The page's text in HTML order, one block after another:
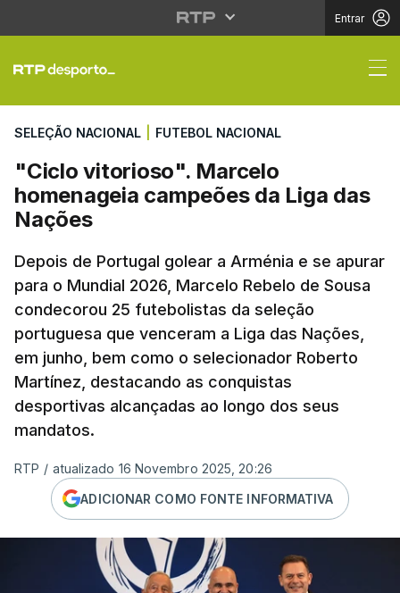
Entrar
"Ciclo vitorioso".
SELEÇÃO NACIONAL FUTEBOL NACIONAL
"Ciclo vitorioso". Marcelo
homenageia campeões da Liga das
Nações
Depois de Portugal golear a Arménia e se apurar
para o Mundial 2026, Marcelo Rebelo de Sousa
condecorou 25 futebolistas da seleção
portuguesa que venceram a Liga das Nações,
em junho, bem como o selecionador Roberto
Martínez, destacando as conquistas
desportivas alcançadas ao longo dos seus
mandatos.
RTP / atualizado 16 Novembro 2025, 20:26
ADICIONAR COMO FONTE INFORMATIVA